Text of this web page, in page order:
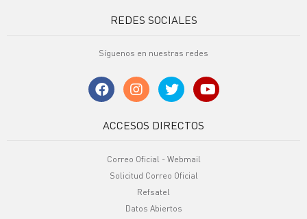
REDES SOCIALES
Síguenos en nuestras redes
ACCESOS DIRECTOS
Correo Oficial - Webmail
Solicitud Correo Oficial
Refsatel
Datos Abiertos